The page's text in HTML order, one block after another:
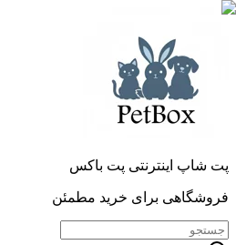
پت شاپ اینترنتی پت باکس
فروشگاهی برای خرید مطمئن